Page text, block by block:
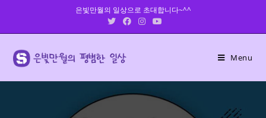
content
은빛만월의 일상으로 초대합니다~^^
Menu